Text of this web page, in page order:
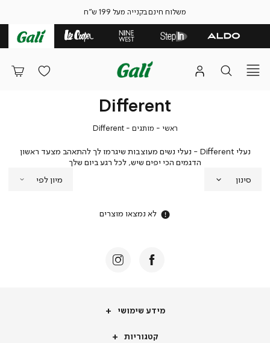
משלוח חינם בקנייה מעל 199 ש"ח
Different
ראשי ראשי
מותגים מותגים
Different
Different
נעלי Different - נעלי נשים מעוצבות שיגרמו לך להתאהב מצעד ראשון
הדגמים הכי יפים שיש, לכל רגע ביום שלך
סינון
לא נמצאו מוצרים
מידע
מידע שימושי
קטגוריותקטגוריות